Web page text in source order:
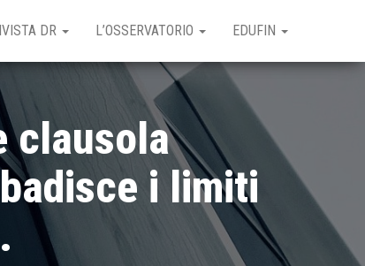
DR L’OSSERVATORIO EDUFIN
clausola
i limiti